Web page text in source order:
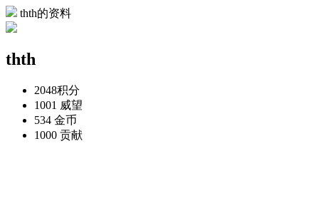
thth的资料
thth
2048积分
1001 威望
534 金币
1000 贡献